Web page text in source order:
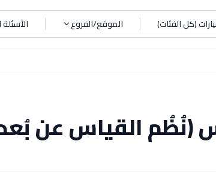
(كل الفئات) الموقع/الفروع
(نُظُم القياس عن